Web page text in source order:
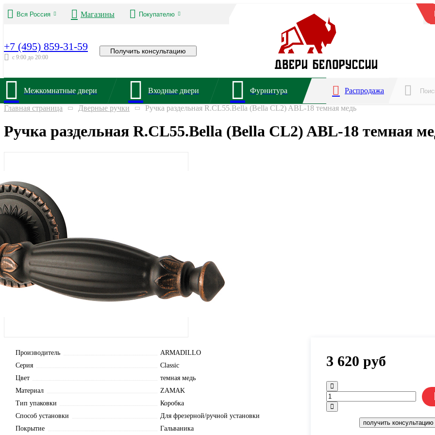
Вся Россия Магазины Покупателю
+7 (495) 859-31-59
с 9:00 до 20:00
Получить консультацию
Межкомнатные двери Входные двери Фурнитура Распродажа
Главная страница Дверные ручки Ручка раздельная R.CL55.Bella (Bella CL2) ABL-18 темная медь
Ручка раздельная R.CL55.Bella (Bella CL2) ABL-18 темная
Производитель
ARMADILLO
Серия
Classic
Цвет
темная медь
Материал
ZAMAK
Тип упаковки
Коробка
Способ установки
Для фрезерной/ручной установки
Покрытие
Гальваника
3 620 руб
получить консультацию